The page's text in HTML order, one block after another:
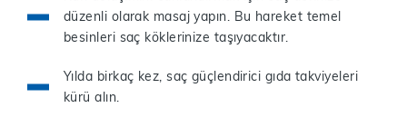
düzenli olarak masaj yapın. Bu hareket temel
besinleri saç köklerinize taşıyacaktır.
Yılda birkaç kez, saç güçlendirici gıda takviyeleri
kürü alın.